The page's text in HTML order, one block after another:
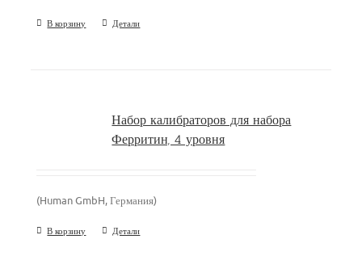
В корзину Детали
Набор калибраторов для набора
Ферритин, 4 уровня
(Human GmbH, Германия)
В корзину Детали